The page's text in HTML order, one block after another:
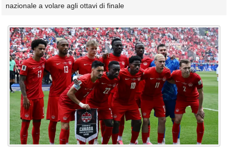
nazionale a volare agli ottavi di finale